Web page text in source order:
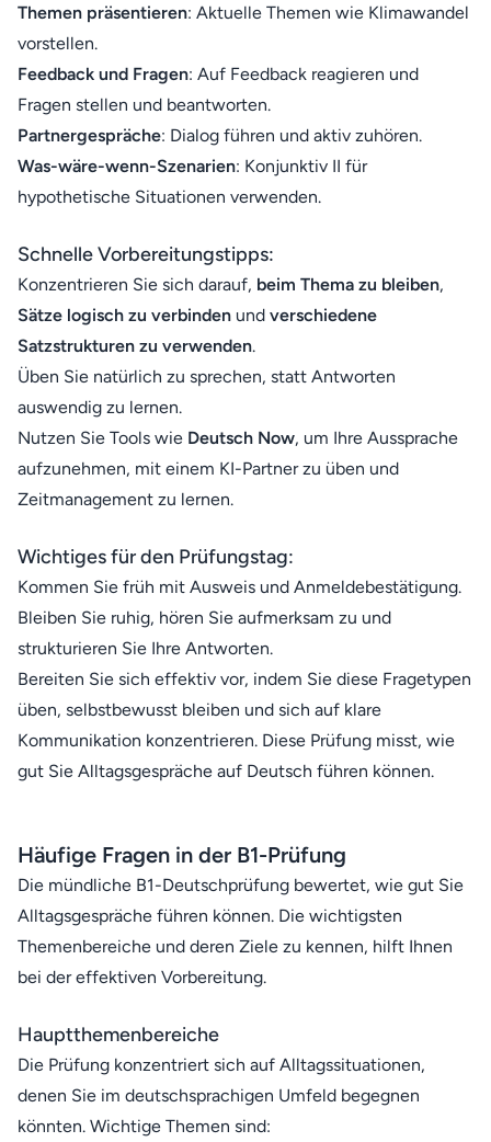
Themen präsentieren: Aktuelle Themen wie Klimawandel
vorstellen.
Feedback und Fragen: Auf Feedback reagieren und
Fragen stellen und beantworten.
Partnergespräche: Dialog führen und aktiv zuhören.
Was-wäre-wenn-Szenarien: Konjunktiv II für
hypothetische Situationen verwenden.
Schnelle Vorbereitungstipps:
Konzentrieren Sie sich darauf, beim Thema zu bleiben,
Sätze logisch zu verbinden und verschiedene
Satzstrukturen zu verwenden.
Üben Sie natürlich zu sprechen, statt Antworten
auswendig zu lernen.
Nutzen Sie Tools wie Deutsch Now, um Ihre Aussprache
aufzunehmen, mit einem KI-Partner zu üben und
Zeitmanagement zu lernen.
Wichtiges für den Prüfungstag:
Kommen Sie früh mit Ausweis und Anmeldebestätigung.
Bleiben Sie ruhig, hören Sie aufmerksam zu und
strukturieren Sie Ihre Antworten.
Bereiten Sie sich effektiv vor, indem Sie diese Fragetypen
üben, selbstbewusst bleiben und sich auf klare
Kommunikation konzentrieren. Diese Prüfung misst, wie
gut Sie Alltagsgespräche auf Deutsch führen können.
Häufige Fragen in der B1-Prüfung
Die mündliche B1-Deutschprüfung bewertet, wie gut Sie
Alltagsgespräche führen können. Die wichtigsten
Themenbereiche und deren Ziele zu kennen, hilft Ihnen
bei der effektiven Vorbereitung.
Hauptthemenbereiche
Die Prüfung konzentriert sich auf Alltagssituationen,
denen Sie im deutschsprachigen Umfeld begegnen
könnten. Wichtige Themen sind: